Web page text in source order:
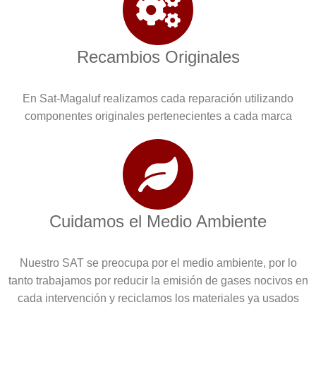
Recambios Originales
En Sat-Magaluf realizamos cada reparación utilizando
componentes originales pertenecientes a cada marca
Cuidamos el Medio Ambiente
Nuestro SAT se preocupa por el medio ambiente, por lo
tanto trabajamos por reducir la emisión de gases nocivos en
cada intervención y reciclamos los materiales ya usados